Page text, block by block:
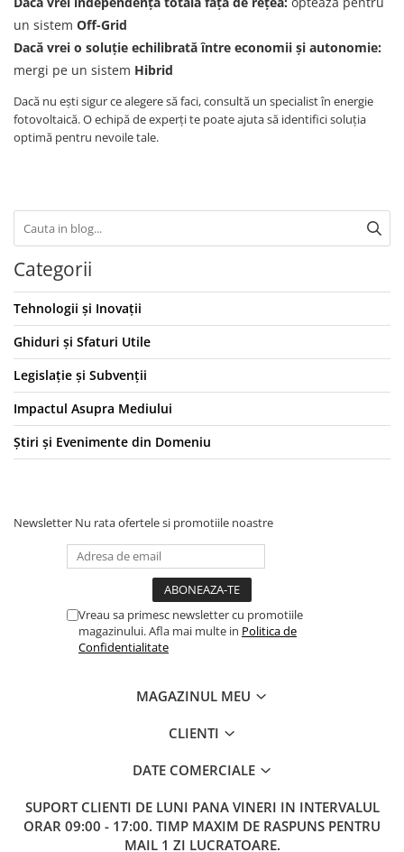
un sistem Off-Grid
Dacă vrei o soluție echilibrată între economii și autonomie:
mergi pe un sistem Hibrid
Dacă nu ești sigur ce alegere să faci, consultă un specialist în energie
fotovoltaică. O echipă de experți te poate ajuta să identifici soluția
optimă pentru nevoile tale.
Categorii
Tehnologii și Inovații
Ghiduri și Sfaturi Utile
Legislație și Subvenții
Impactul Asupra Mediului
Știri și Evenimente din Domeniu
Newsletter Nu rata ofertele si promotiile noastre
Vreau sa primesc newsletter cu promotiile
magazinului. Afla mai multe in Politica de
Confidentialitate
MAGAZINUL MEU
CLIENTI
DATE COMERCIALE
SUPORT CLIENTI DE LUNI PANA VINERI IN INTERVALUL
ORAR 09:00 - 17:00. TIMP MAXIM DE RASPUNS PENTRU
MAIL 1 ZI LUCRATOARE.